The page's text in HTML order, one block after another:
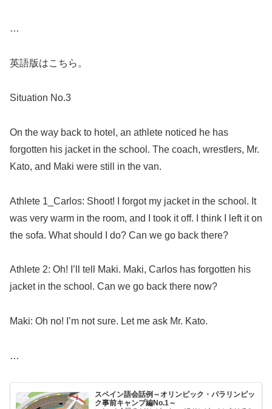
…
英語版はこちら。
Situation No.3
On the way back to hotel, an athlete noticed he has
forgotten his jacket in the school. The coach, wrestlers, Mr.
Kato, and Maki were still in the van.
Athlete 1_Carlos: Shoot! I forgot my jacket in the school. It
was very warm in the room, and I took it off. I think I left it on
the sofa. What should I do? Can we go back there?
Athlete 2: Oh! I’ll tell Maki. Maki, Carlos has forgotten his
jacket in the school. Can we go back there now?
Maki: Oh no! I’m not sure. Let me ask Mr. Kato.
…
スペイン語会話例～オリンピック・パラリンピッ
ク事前キャンプ編No.1～